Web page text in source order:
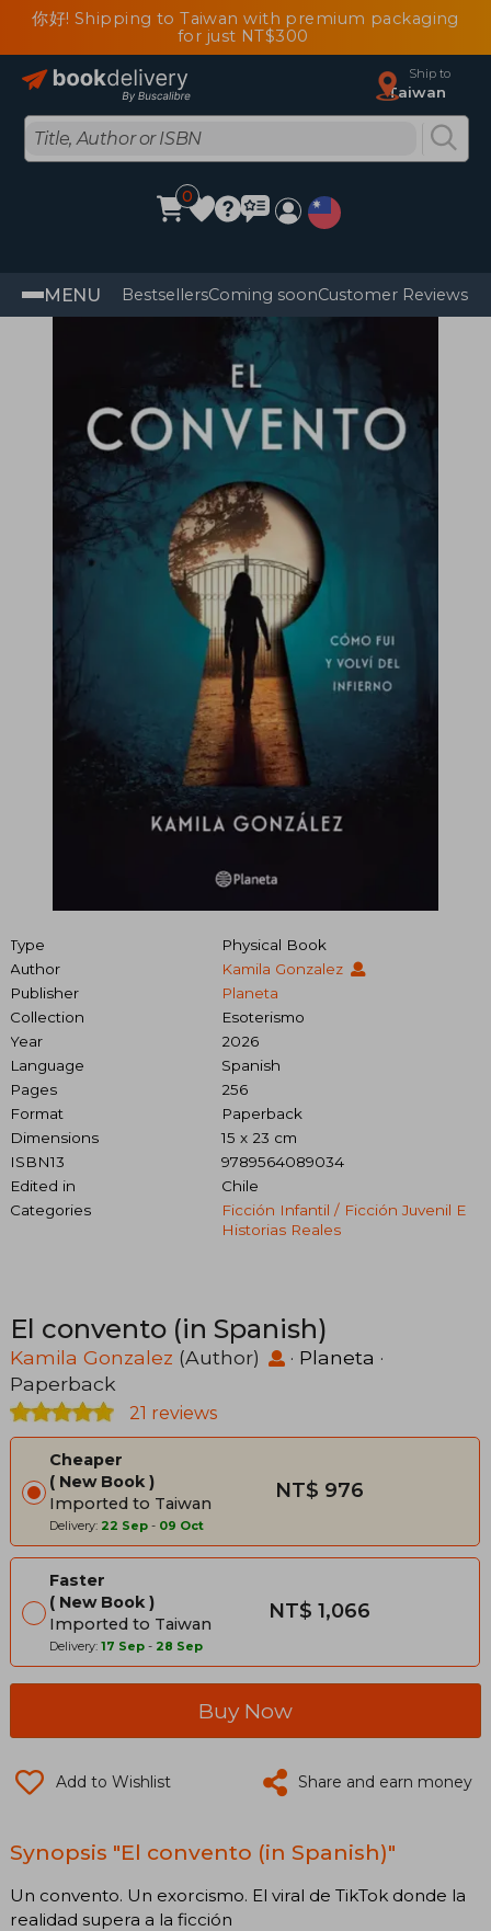
你好! Shipping to Taiwan with premium packaging
for just NT$300
Ship to
Taiwan
0
MENU BestsellersComing soonCustomer Reviews
Type
Physical Book
Author
Kamila Gonzalez
Publisher
Planeta
Collection
Esoterismo
Year
2026
Language
Spanish
Pages
256
Format
Paperback
Dimensions
15 x 23 cm
ISBN13
9789564089034
Edited in
Chile
Categories
Ficción Infantil / Ficción Juvenil E
Historias Reales
El convento (in Spanish)
Kamila Gonzalez (Author) · Planeta ·
Paperback
21 reviews
Cheaper
New Book
Imported to Taiwan
Delivery: 22 Sep - 09 Oct
NT$ 976
Faster
New Book
Imported to Taiwan
Delivery: 17 Sep - 28 Sep
NT$ 1,066
Buy Now
Add to Wishlist Share and earn money
Synopsis "El convento (in Spanish)"
Un convento. Un exorcismo. El viral de TikTok donde la
realidad supera a la ficción